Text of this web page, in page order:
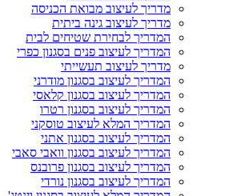
מדריך לעיצוב מבואת הכניסה
מדריך לעיצוב גינה ביתית
המדריך לבחירת שטיחים לבית
המדריך לעיצוב פנים בסגנון כפרי
מדריך לעיצוב תעשייתי
המדריך לעיצוב בסגנון מודרני
המדריך לעיצוב בסגנון קלאסי
המדריך לעיצוב בסגנון רטרו
המדריך המלא לעיצוב טוסקני
המדריך לעיצוב בסגנון אתני
המדריך לעיצוב בסגנון וואבי סאבי
המדריך לעיצוב בסגנון פרובנס
המדריך לעיצוב בסגנון נורדי